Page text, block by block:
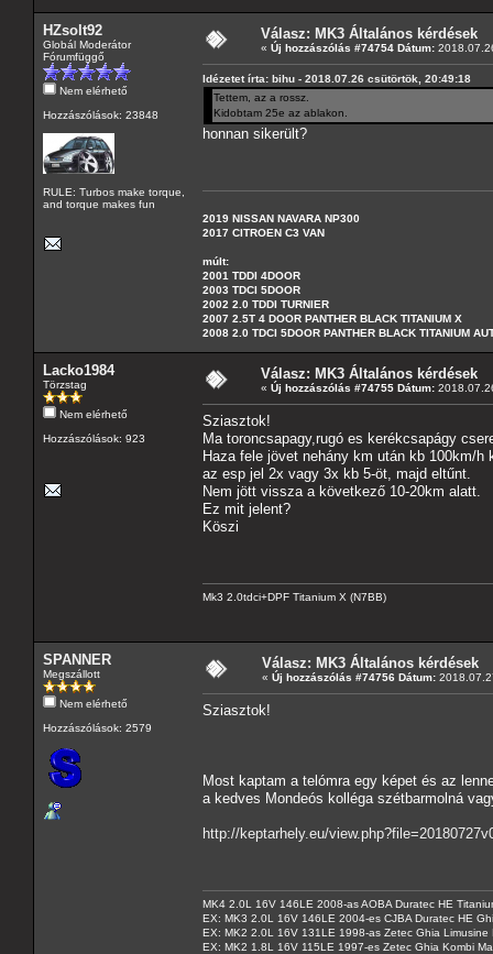
HZsolt92
Globál Moderátor
Fórumfüggő
Nem elérhető
Hozzászólások: 23848
RULE: Turbos make torque,
and torque makes fun
Válasz: MK3 Általános kérdések
« Új hozzászólás #74754 Dátum:
Idézetet írta: bihu - 2018.07.26 csütörtök, 20:49:18
Tettem, az a rossz.
Kidobtam 25e az ablakon.
honnan sikerült?
2019 NISSAN NAVARA NP300
2017 CITROEN C3 VAN
múlt:
2001 TDDI 4DOOR
2003 TDCI 5DOOR
2002 2.0 TDDI TURNIER
2007 2.5T 4 DOOR PANTHER BLACK TITANIUM X
2008 2.0 TDCI 5DOOR PANTHER BLACK TITANIUM
Lacko1984
Törzstag
Nem elérhető
Hozzászólások: 923
Válasz: MK3 Általános kérdések
« Új hozzászólás #74755 Dátum:
Sziasztok!
Ma toroncsapagy,rugó es kerékcsapágy
Haza fele jövet nehány km után kb 100km/
az esp jel 2x vagy 3x kb 5-öt, majd eltűnt.
Nem jött vissza a következő 10-20km alatt.
Ez mit jelent?
Köszi
Mk3 2.0tdci+DPF Titanium X (N7BB)
SPANNER
Megszállott
Nem elérhető
Hozzászólások: 2579
Válasz: MK3 Általános kérdések
« Új hozzászólás #74756 Dátum:
Sziasztok!
Most kaptam a telómra egy képet és az
a kedves Mondeós kolléga szétbarmolná
http://keptarhely.eu/
MK4 2.0L 16V 146LE 2008-as AOBA Duratec HE
EX: MK3 2.0L 16V 146LE 2004-es CJBA Duratec HE
EX: MK2 2.0L 16V 131LE 1998-as Zetec Ghia Limusine
EX: MK2 1.8L 16V 115LE 1997-es Zetec Ghia Kombi